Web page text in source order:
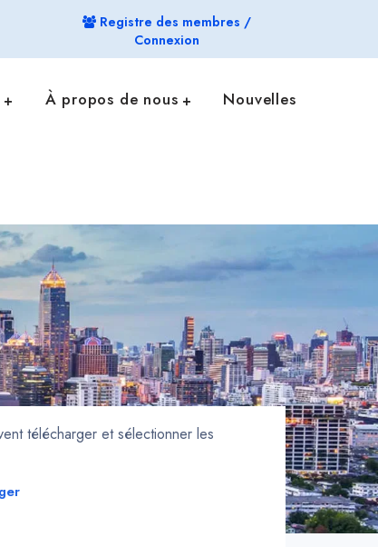
Registre des membres /
Connexion
À propos de nous Nouvelles
télécharger et sélectionner les